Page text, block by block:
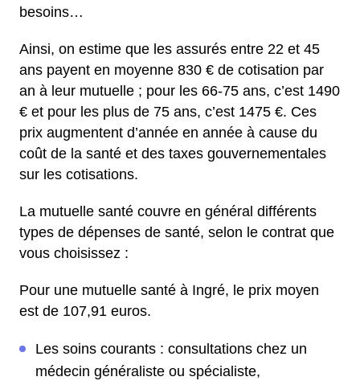
besoins…
Ainsi, on estime que les assurés entre 22 et 45
ans payent en moyenne 830 € de cotisation par
an à leur mutuelle ; pour les 66-75 ans, c’est 1490
€ et pour les plus de 75 ans, c’est 1475 €. Ces
prix augmentent d’année en année à cause du
coût de la santé et des taxes gouvernementales
sur les cotisations.
La mutuelle santé couvre en général différents
types de dépenses de santé, selon le contrat que
vous choisissez :
Pour une mutuelle santé à Ingré, le prix moyen
est de 107,91 euros.
Les soins courants : consultations chez un
médecin généraliste ou spécialiste,